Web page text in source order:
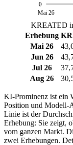
0
Mai 26
KREATED
Erhebung
Mai 26
Jun 26
Jul 26
Aug 26
KI-Prominenz ist ein
Position und Modell-
Linie ist der
Erhebung: Sie zeigt,
vom ganzen Markt.
zwei Erhebungen.